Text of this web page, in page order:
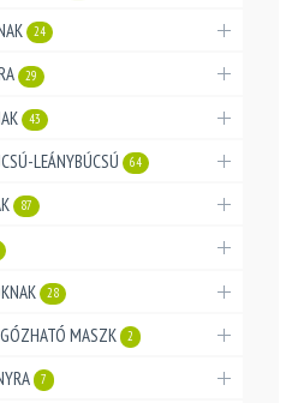
24
29
43
LEÁNYBÚCSÚ 64
87
28
MASZK 2
7